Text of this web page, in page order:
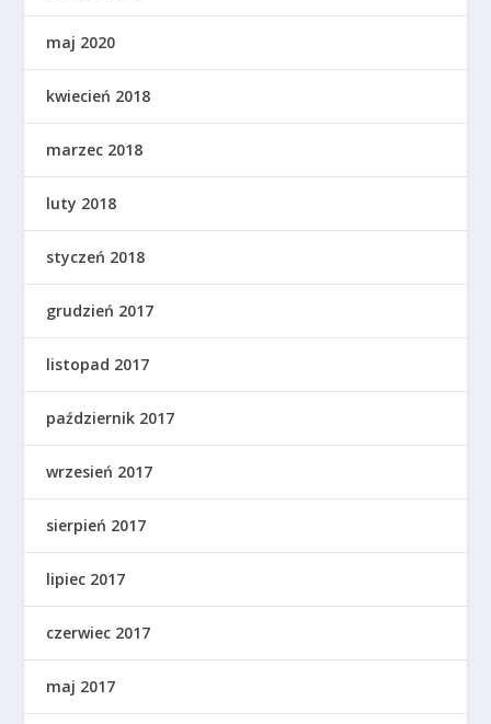
maj 2020
kwiecień 2018
marzec 2018
luty 2018
styczeń 2018
grudzień 2017
listopad 2017
październik 2017
wrzesień 2017
sierpień 2017
lipiec 2017
czerwiec 2017
maj 2017